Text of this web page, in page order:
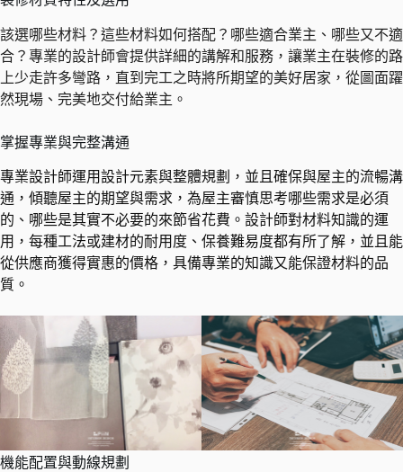
該選哪些材料？這些材料如何搭配？哪些適合業主、哪些又不適
合？專業的設計師會提供詳細的講解和服務，讓業主在裝修的路
上少走許多彎路，直到完工之時將所期望的美好居家，從圖面躍
然現場、完美地交付給業主。
掌握專業與完整溝通
專業設計師運用設計元素與整體規劃，並且確保與屋主的流暢溝
通，傾聽屋主的期望與需求，為屋主審慎思考哪些需求是必須
的、哪些是其實不必要的來節省花費。設計師對材料知識的運
用，每種工法或建材的耐用度、保養難易度都有所了解，並且能
從供應商獲得實惠的價格，具備專業的知識又能保證材料的品
質。
機能配置與動線規劃